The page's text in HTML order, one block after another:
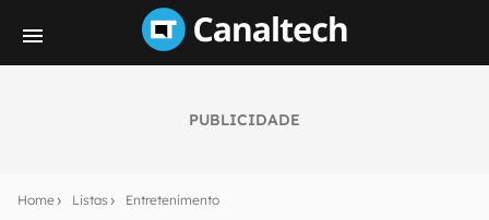
PUBLICIDADE
Home Listas Entretenimento
notícias e reviews sobre tecnologia em primeira